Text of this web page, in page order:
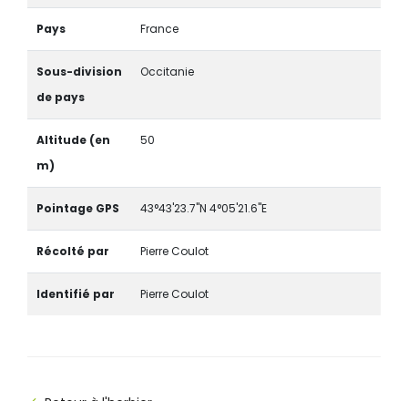
Pays France
Sous-division
de pays
Occitanie
Altitude (en
m)
50
Pointage GPS 43°43'23.7"N 4°05'21.6"E
Récolté par Pierre Coulot
Identifié par Pierre Coulot